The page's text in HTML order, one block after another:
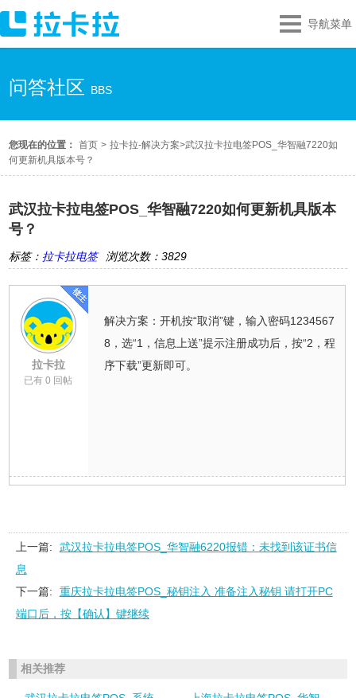
导航菜单
问答社区 BBS
您现在的位置： 首页 > 拉卡拉-解决方案>武汉拉卡拉电签POS_华智融7220如
何更新机具版本号？
武汉拉卡拉电签POS_华智融7220如何更新机具版本
号？
标签： 拉卡拉电签 浏览次数：3829
拉卡拉
已有 0 回帖
解决方案：开机按“取消”键，输入密码1234567
8，选“1，信息上送”提示注册成功后，按“2，程
序下载”更新即可。
上一篇:
武汉拉卡拉电签POS_华智融6220报错：未找到该证书信
息
下一篇:
重庆拉卡拉电签POS_秘钥注入 准备注入秘钥 请打开PC
端口后，按【确认】键继续
相关推荐